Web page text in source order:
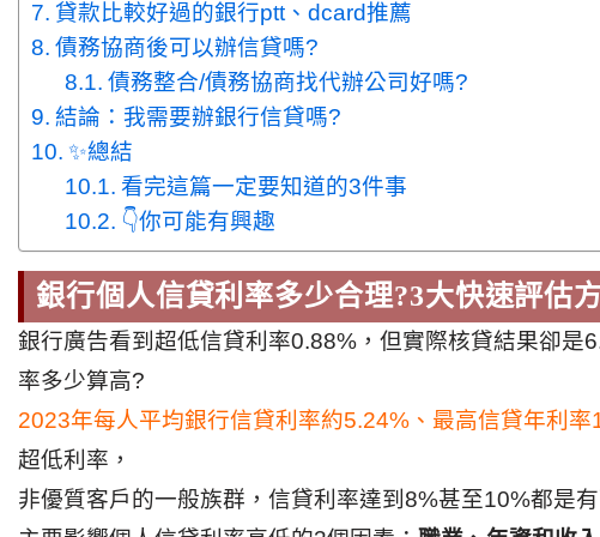
貸款比較好過的銀行ptt、dcard推薦
債務協商後可以辦信貸嗎?
債務整合/債務協商找代辦公司好嗎?
結論：我需要辦銀行信貸嗎?
✨總結
看完這篇一定要知道的3件事
👇你可能有興趣
銀行個人信貸利率多少合理?3大快速評估
銀行廣告看到超低信貸利率0.88%，但實際核貸結果卻是
率多少算高?
2023年每人平均銀行信貸利率約5.24%、最高信貸年利率
超低利率，
非優質客戶的一般族群，信貸利率達到8%甚至10%都是有